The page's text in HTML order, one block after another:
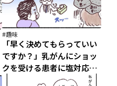
#趣味
「早く決めてもらっていい
ですか？」乳がんにショッ
クを受ける患者に塩対応の